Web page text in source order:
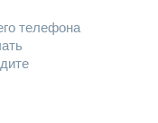
телефона